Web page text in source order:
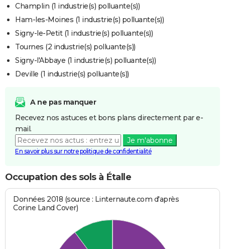
Bricolage
Lifestyle
Culture
Sport
Auto
Television
Voyage
Cinema
Champlin (1 industrie(s) polluante(s))
Ham-les-Moines (1 industrie(s) polluante(s))
Signy-le-Petit (1 industrie(s) polluante(s))
Tournes (2 industrie(s) polluante(s))
Signy-l'Abbaye (1 industrie(s) polluante(s))
Deville (1 industrie(s) polluante(s))
A ne pas manquer
Recevez nos astuces et bons plans directement par e-
mail.
Je m'abonne
En savoir plus sur notre politique de confidentialité
Occupation des sols à Étalle
Données 2018 (source : Linternaute.com d'après
Corine Land Cover)